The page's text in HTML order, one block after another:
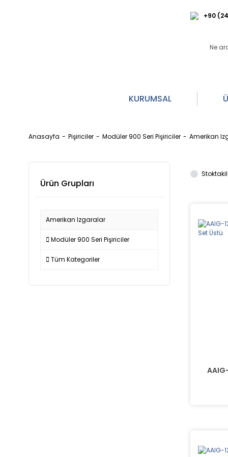
+90
KURUMSAL
Anasayfa Pişiriciler Modüler 900 Seri Pişiriciler Amerikan
Ürün Grupları
Amerikan Izgaralar
Modüler 900 Seri Pişiriciler
Tüm Kategoriler